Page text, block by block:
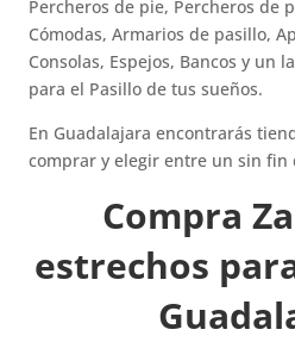
Percheros de pie, Percheros de
Cómodas, Armarios de pasillo,
Consolas, Espejos, Bancos y un
para el Pasillo de tus sueños.
En Guadalajara encontrarás
comprar y elegir entre un sin fin
Compra
estrechos